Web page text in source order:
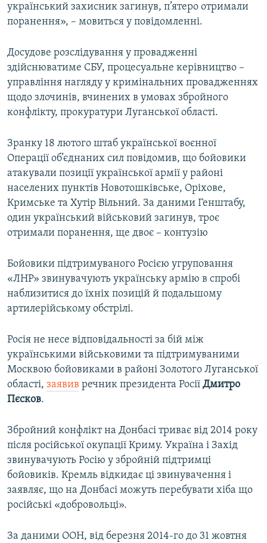
український захисник загинув, п’ятеро отримали
поранення», – мовиться у повідомленні.
Досудове розслідування у провадженні
здійснюватиме СБУ, процесуальне керівництво –
управління нагляду у кримінальних провадженнях
щодо злочинів, вчинених в умовах збройного
конфлікту, прокуратури Луганської області.
Зранку 18 лютого штаб української воєнної
Операції об’єднаних сил повідомив, що бойовики
атакували позиції української армії у районі
населених пунктів Новотошківське, Оріхове,
Кримське та Хутір Вільний. За даними Генштабу,
один український військовий загинув, троє
отримали поранення, ще двоє – контузію
Бойовики підтримуваного Росією угруповання
«ЛНР» звинувачують українську армію в спробі
наблизитися до їхніх позицій й подальшому
артилерійському обстрілі.
Росія не несе відповідальності за бій між
українськими військовими та підтримуваними
Москвою бойовиками в районі Золотого Луганської
області, заявив речник президента Росії Дмитро
Пєсков.
Збройний конфлікт на Донбасі триває від 2014 року
після російської окупації Криму. Україна і Захід
звинувачують Росію у збройній підтримці
бойовиків. Кремль відкидає ці звинувачення і
заявляє, що на Донбасі можуть перебувати хіба що
російські «добровольці».
За даними ООН, від березня 2014-го до 31 жовтня